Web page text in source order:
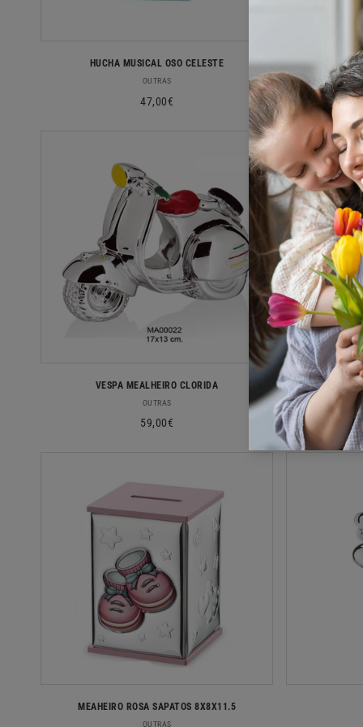
HUCHA MUSICAL OSO CELESTE
Fornecedor:
OUTRAS
Preço
47,00€
VESPA MEALHEIRO CLORIDA
Fornecedor:
OUTRAS
Preço
59,00€
MEAHEIRO ROSA SAPATOS 8X8X11.5
OUTRAS